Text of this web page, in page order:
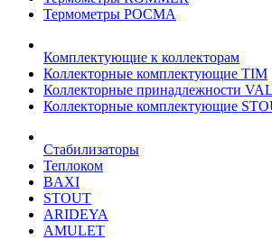
Термометры РОСМА
Комплектующие к коллекторам
Коллекторные комплектующие TIM
Коллекторные принадлежности
Коллекторные комплектующие
Стабилизаторы
Теплоком
BAXI
STOUT
ARIDEYA
AMULET